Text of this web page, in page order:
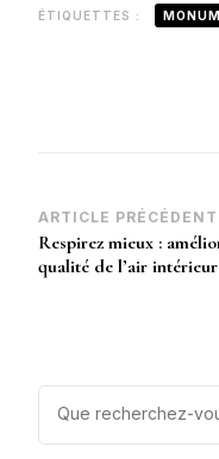
ÉTIQUETTES :
Navigation
d’article
ARTICLE PRÉCÉDENT
Respirez mieux :
qualité de l’air intérieur
Vous